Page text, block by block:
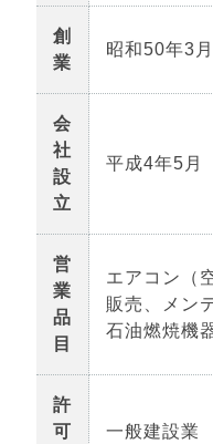
創
業
昭和50年3
会
社
設
立
平成4年5月
営
業
品
目
エアコン（
販売、メン
石油燃焼機
許
可
一般建設